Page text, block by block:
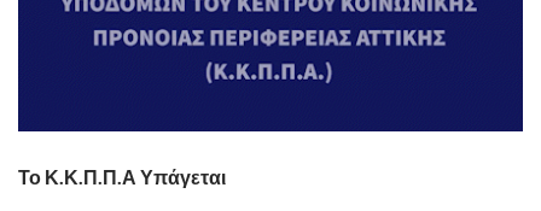
Το Κ.Κ.Π.Π.Α Υπάγεται